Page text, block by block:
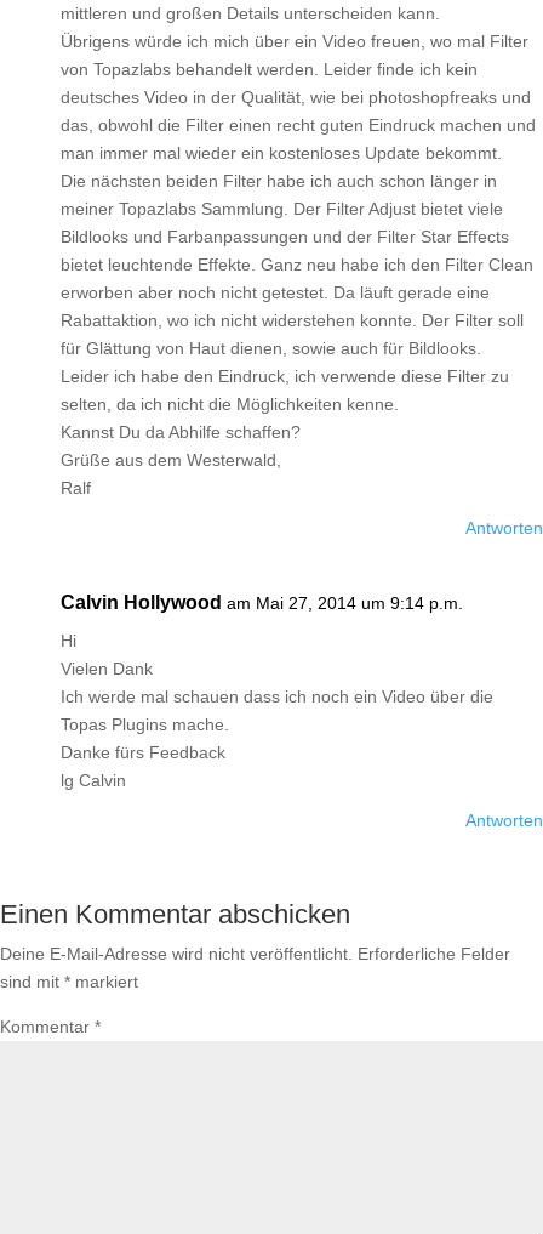
mittleren und großen Details unterscheiden kann.
Übrigens würde ich mich über ein Video freuen, wo mal Filter
von Topazlabs behandelt werden. Leider finde ich kein
deutsches Video in der Qualität, wie bei photoshopfreaks und
das, obwohl die Filter einen recht guten Eindruck machen und
man immer mal wieder ein kostenloses Update bekommt.
Die nächsten beiden Filter habe ich auch schon länger in
meiner Topazlabs Sammlung. Der Filter Adjust bietet viele
Bildlooks und Farbanpassungen und der Filter Star Effects
bietet leuchtende Effekte. Ganz neu habe ich den Filter Clean
erworben aber noch nicht getestet. Da läuft gerade eine
Rabattaktion, wo ich nicht widerstehen konnte. Der Filter soll
für Glättung von Haut dienen, sowie auch für Bildlooks.
Leider ich habe den Eindruck, ich verwende diese Filter zu
selten, da ich nicht die Möglichkeiten kenne.
Kannst Du da Abhilfe schaffen?
Grüße aus dem Westerwald,
Ralf
Antworten
Calvin Hollywood am Mai 27, 2014 um 9:14 p.m.
Hi
Vielen Dank
Ich werde mal schauen dass ich noch ein Video über die
Topas Plugins mache.
Danke fürs Feedback
lg Calvin
Antworten
Einen Kommentar abschicken
Deine E-Mail-Adresse wird nicht veröffentlicht. Erforderliche Felder
sind mit * markiert
Kommentar *